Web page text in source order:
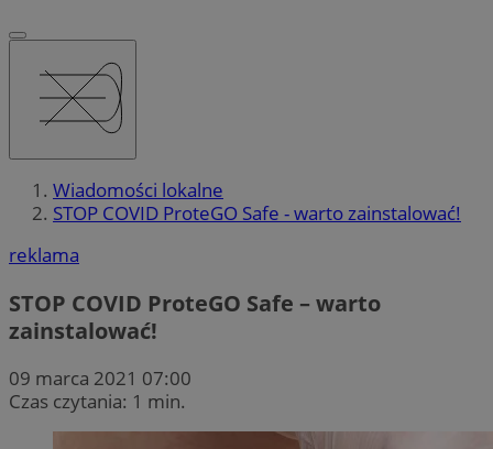
Wiadomości lokalne
STOP COVID ProteGO Safe - warto zainstalować!
reklama
STOP COVID ProteGO Safe – warto
zainstalować!
09 marca 2021 07:00
Czas czytania: 1 min.